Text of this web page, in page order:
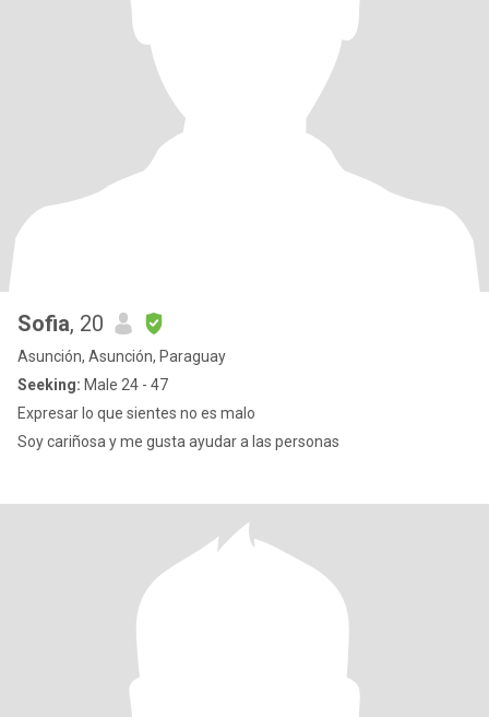
Sofia, 20
Asunción, Asunción, Paraguay
Seeking: Male 24 - 47
Expresar lo que sientes no es malo
Soy cariñosa y me gusta ayudar a las personas